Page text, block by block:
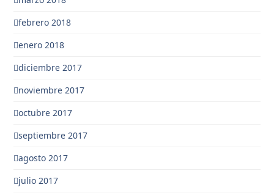
febrero 2018
enero 2018
diciembre 2017
noviembre 2017
octubre 2017
septiembre 2017
agosto 2017
julio 2017